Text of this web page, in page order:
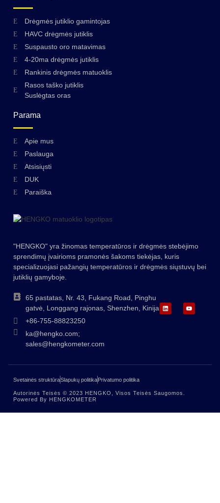
Drėgmės jutiklio gamintojas
HAVC drėgmės jutiklis
Suspausto oro matavimas
4-20ma drėgmės jutiklis
Rankinis drėgmės matuoklis
Rasos taško jutiklis
Suslėgtas oras
Parama
Apie mus
Paslauga
Atsisiųsti
DUK
Paraiška
"HENGKO" yra žinomas temperatūros ir drėgmės stebėjimo
sprendimų įvairioms pramonės šakoms tiekėjas, kuris
specializuojasi pažangių temperatūros ir drėgmės siųstuvų bei
jutiklių gamyboje.
65 pastatas, Nr. 43, Fukang Road, Pinghu
gatvė, Longgang rajonas, Shenzhen, Kinija
+86-755-88823250
ka@hengko.com;
sales@hengkometer.com
Svetainės struktūraSlapukų politikaPrivatumo politika
Autorinės Teisės © 2023 HENGKO, Visos Teisės Saugomos.
Powered By HENGKOMETER